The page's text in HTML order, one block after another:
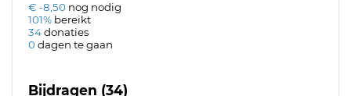
€ -8,50 nog nodig
101% bereikt
34donaties
0dagen te gaan
Bijdragen (34)